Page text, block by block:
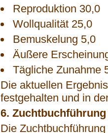
Reproduktion 30,0
Wollqualität 25,0
Bemuskelung 5,0
Äußere
Tägliche Zunahme
Die aktuellen
festgehalten und in
6. Zuchtbuchführung
Die